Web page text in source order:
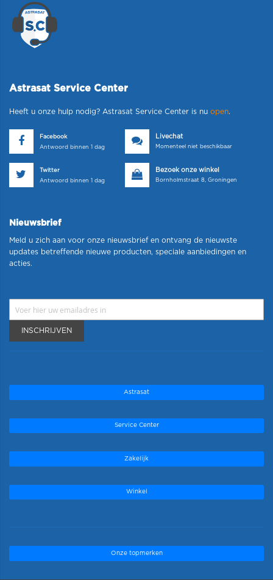
Astrasat Service Center
Heeft u onze hulp nodig? Astrasat Service Center is nu open.
Facebook
Antwoord binnen 1 dag
Livechat
Momenteel niet beschikbaar
Twitter
Antwoord binnen 1 dag
Bezoek onze winkel
Bornholmstraat 8, Groningen
Nieuwsbrief
Meld u zich aan voor onze nieuwsbrief en ontvang de nieuwste
updates betreffende nieuwe producten, speciale aanbiedingen en
acties.
INSCHRIJVEN
Astrasat
Service Center
Zakelijk
Winkel
Onze topmerken